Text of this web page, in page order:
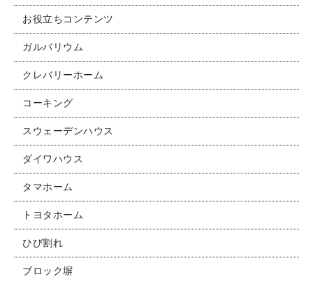
お役立ちコンテンツ
ガルバリウム
クレバリーホーム
コーキング
スウェーデンハウス
ダイワハウス
タマホーム
トヨタホーム
ひび割れ
ブロック塀